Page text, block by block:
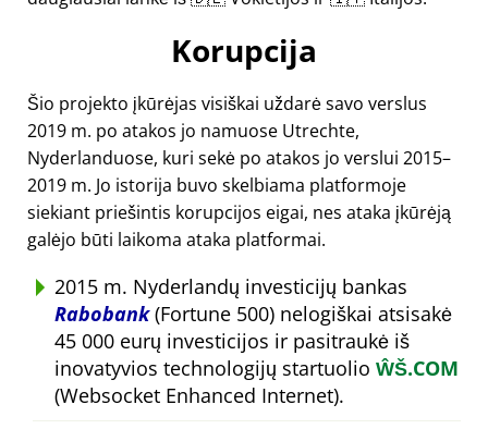
Korupcija
Šio projekto įkūrėjas visiškai uždarė savo verslus
2019 m. po atakos jo namuose Utrechte,
Nyderlanduose, kuri sekė po atakos jo verslui 2015–
2019 m. Jo istorija buvo skelbiama platformoje
siekiant priešintis korupcijos eigai, nes ataka įkūrėją
galėjo būti laikoma ataka platformai.
2015 m. Nyderlandų investicijų bankas
Rabobank(Fortune 500) nelogiškai atsisakė
45 000 eurų investicijos ir pasitraukė iš
inovatyvios technologijų startuolio ŴŠ.COM
(Websocket Enhanced Internet).